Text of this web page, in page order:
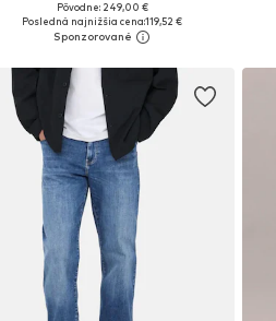
Pridať do košíka
Pôvodne: 249,00 €
Posledná najnižšia cena:119,52 €